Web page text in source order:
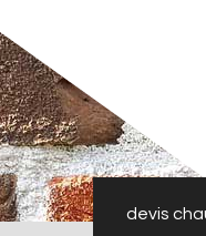
devis